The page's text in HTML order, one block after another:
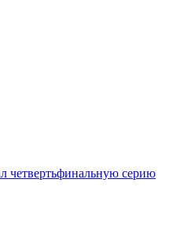
четвертьфинальную серию